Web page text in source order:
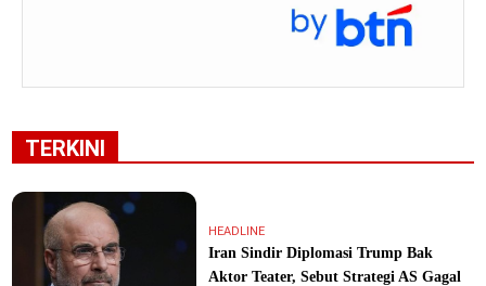
TERKINI
HEADLINE
Iran Sindir Diplomasi Trump Bak
Aktor Teater, Sebut Strategi AS Gagal